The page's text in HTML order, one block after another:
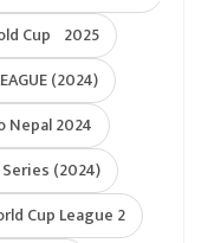
Cup 2025
(2024)
Nepal 2024
(2024)
Cup League 2